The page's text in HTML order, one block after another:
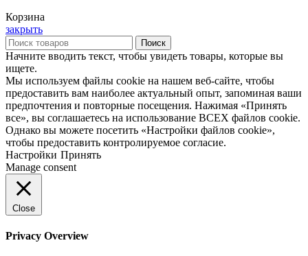
Корзина
закрыть
Поиск
Начните вводить текст, чтобы увидеть товары, которые вы
ищете.
Мы используем файлы cookie на нашем веб-сайте, чтобы
предоставить вам наиболее актуальный опыт, запоминая ваши
предпочтения и повторные посещения. Нажимая «Принять
все», вы соглашаетесь на использование ВСЕХ файлов cookie.
Однако вы можете посетить «Настройки файлов cookie»,
чтобы предоставить контролируемое согласие.
Настройки Принять
Manage consent
Close
Privacy Overview